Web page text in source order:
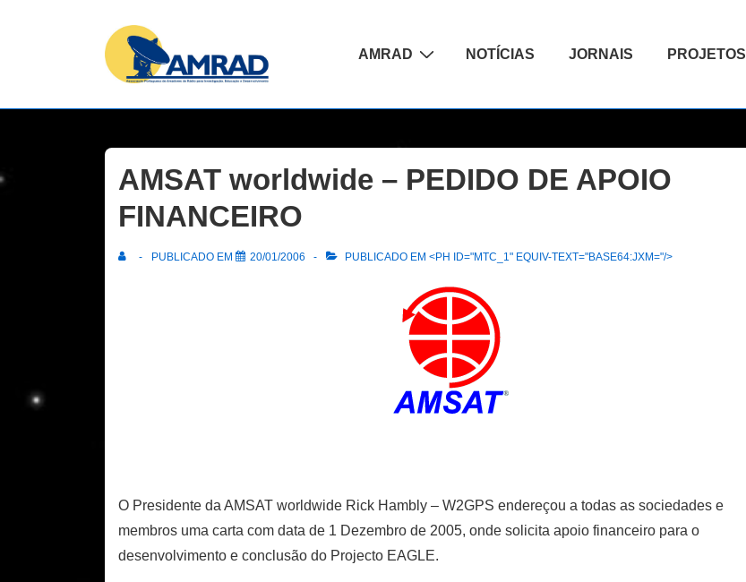
Content
Navegação
AMRAD NOTÍCIAS JORNAIS PROJETOS
AMSAT worldwide – PEDIDO DE APOIO
FINANCEIRO
PUBLICADO EM 20/01/2006 PUBLICADO EM <PH ID="MTC_1" EQUIV-TEXT="BASE64:JXM="/>
O Presidente da AMSAT worldwide Rick Hambly – W2GPS endereçou a todas as sociedades e
membros uma carta com data de 1 Dezembro de 2005, onde solicita apoio financeiro para o
desenvolvimento e conclusão do Projecto EAGLE.